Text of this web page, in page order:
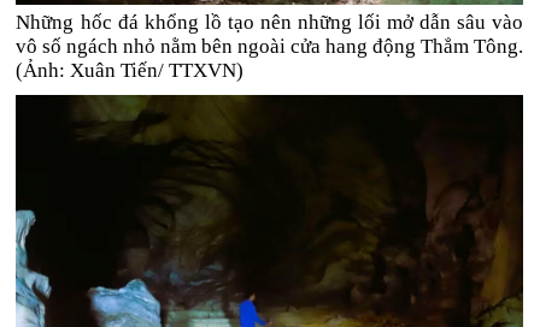
Những hốc đá khổng lồ tạo nên những lối mở dẫn sâu vào
vô số ngách nhỏ nằm bên ngoài cửa hang động Thẳm Tông.
(Ảnh: Xuân Tiến/ TTXVN)